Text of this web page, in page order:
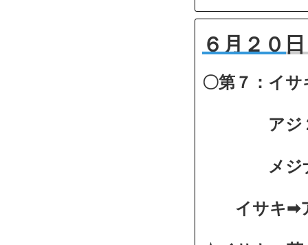
６月２０
〇第７：イ
アジ２～
メジナ、
イサキ➡ア